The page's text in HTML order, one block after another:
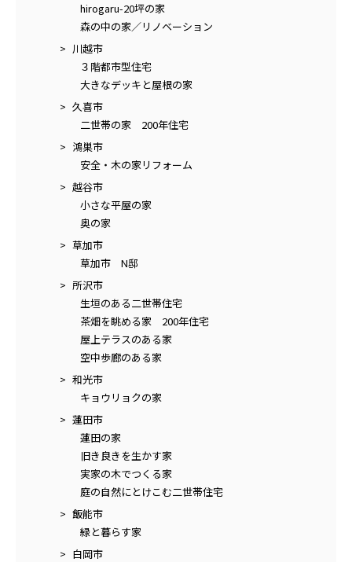
hirogaru-20坪の家
森の中の家／リノベーション
川越市
３階都市型住宅
大きなデッキと屋根の家
久喜市
二世帯の家 200年住宅
鴻巣市
安全・木の家リフォーム
越谷市
小さな平屋の家
奥の家
草加市
草加市 N邸
所沢市
生垣のある二世帯住宅
茶畑を眺める家 200年住宅
屋上テラスのある家
空中歩廊のある家
和光市
キョウリョクの家
蓮田市
蓮田の家
旧き良きを生かす家
実家の木でつくる家
庭の自然にとけこむ二世帯住宅
飯能市
緑と暮らす家
白岡市